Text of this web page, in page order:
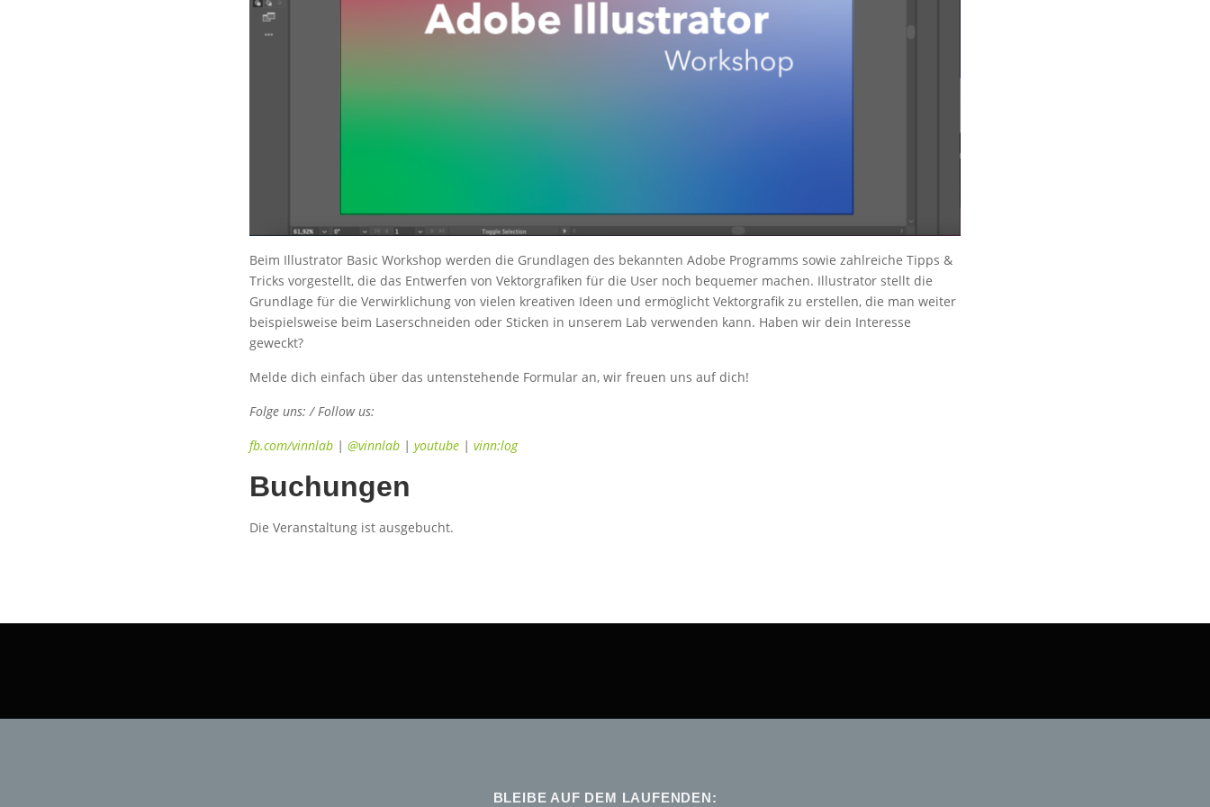
Beim Illustrator Basic Workshop werden die Grundlagen des bekannten Adobe Programms sowie zahlreiche Tipps &
Tricks vorgestellt, die das Entwerfen von Vektorgrafiken für die User noch bequemer machen. Illustrator stellt die
Grundlage für die Verwirklichung von vielen kreativen Ideen und ermöglicht Vektorgrafik zu erstellen, die man weiter
beispielsweise beim Laserschneiden oder Sticken in unserem Lab verwenden kann. Haben wir dein Interesse
geweckt?
Melde dich einfach über das untenstehende Formular an, wir freuen uns auf dich!
Folge uns: / Follow us:
fb.com/vinnlab | @vinnlab | youtube | vinn:log
Buchungen
Die Veranstaltung ist ausgebucht.
BLEIBE AUF DEM LAUFENDEN: